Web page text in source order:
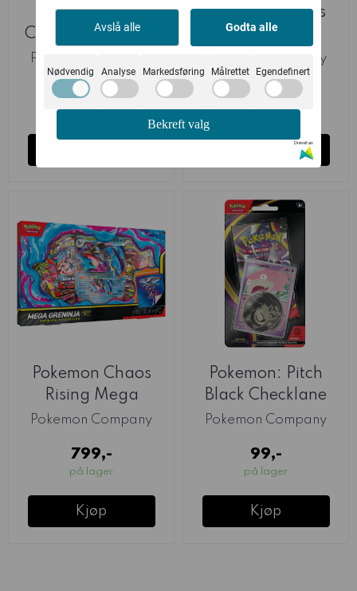
1 stk Pokemon
Chaos Rising Mini
Tin 2026 MAX 5
Pokemon Company
189,-
på lager
Pokemon Chaos
Rising League
Battle Deck Mega
...
Pokemon Company
549,-
på lager
Pokemon Chaos
Rising Mega
Greninja EX MAX 1
Pokemon Company
799,-
på lager
Kjøp
Pokemon: Pitch
Black Checklane
Slowpoke MAX 3
Pokemon Company
99,-
på lager
Kjøp
Avslå alle Godta alle
Nødvendig Analyse Markedsføring Målrettet Egendefinert
Bekreft valg
Drevet av